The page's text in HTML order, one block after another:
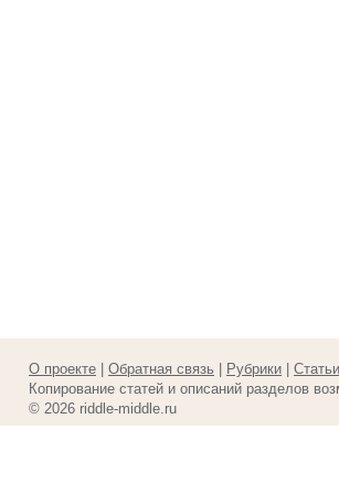
О проекте Обратная связь Рубрики
Статьи
Копирование статей и описаний разделов
© 2026 riddle-middle.ru